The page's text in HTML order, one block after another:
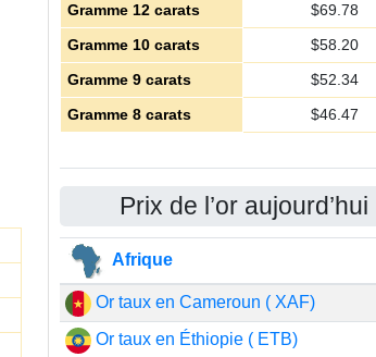
Gramme 12 carats
$69.78
Gramme 10 carats
$58.20
Gramme 9 carats
$52.34
Gramme 8 carats
$46.47
Prix de l’or aujourd’hui
Afrique
Or taux en Cameroun ( XAF)
Or taux en Éthiopie ( ETB)